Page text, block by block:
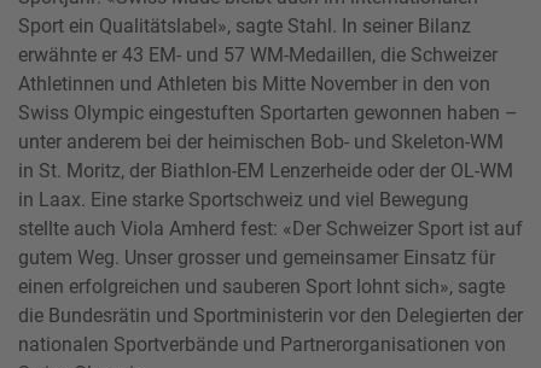
Sport ein Qualitätslabel», sagte Stahl. In seiner Bilanz
erwähnte er 43 EM- und 57 WM-Medaillen, die Schweizer
Athletinnen und Athleten bis Mitte November in den von
Swiss Olympic eingestuften Sportarten gewonnen haben –
unter anderem bei der heimischen Bob- und Skeleton-WM
in St. Moritz, der Biathlon-EM Lenzerheide oder der OL-WM
in Laax. Eine starke Sportschweiz und viel Bewegung
stellte auch Viola Amherd fest: «Der Schweizer Sport ist auf
gutem Weg. Unser grosser und gemeinsamer Einsatz für
einen erfolgreichen und sauberen Sport lohnt sich», sagte
die Bundesrätin und Sportministerin vor den Delegierten der
nationalen Sportverbände und Partnerorganisationen von